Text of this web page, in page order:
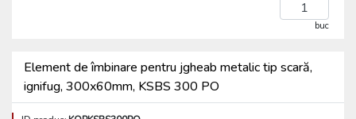
buc
Element de îmbinare pentru jgheab metalic tip scară,
ignifug, 300x60mm, KSBS 300 PO